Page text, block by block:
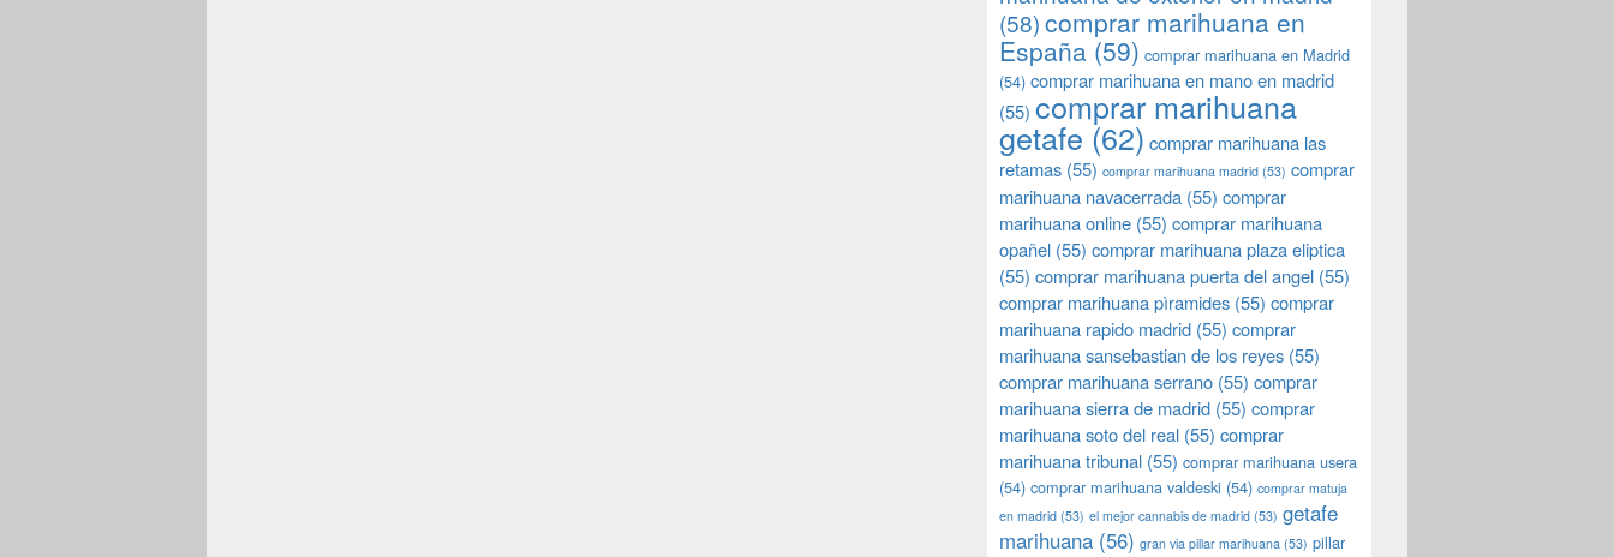
(58)comprar marihuana en
España (59) comprar marihuana en Madrid
(54) comprar marihuana en mano en madrid
(55) comprar marihuana
getafe (62) comprar marihuana las
retamas (55) comprar marihuana madrid (53) comprar
marihuana navacerrada (55) comprar
marihuana online (55) comprar marihuana
opañel (55) comprar marihuana plaza eliptica
(55) comprar marihuana puerta del angel (55)
comprar marihuana pìramides (55) comprar
marihuana rapido madrid (55) comprar
marihuana sansebastian de los reyes (55)
comprar marihuana serrano (55) comprar
marihuana sierra de madrid (55) comprar
marihuana soto del real (55) comprar
marihuana tribunal (55) comprar marihuana usera
(54) comprar marihuana valdeski (54) comprar matuja
en madrid (53) el mejor cannabis de madrid (53) getafe
marihuana (56) gran via pillar marihuana (53) pillar